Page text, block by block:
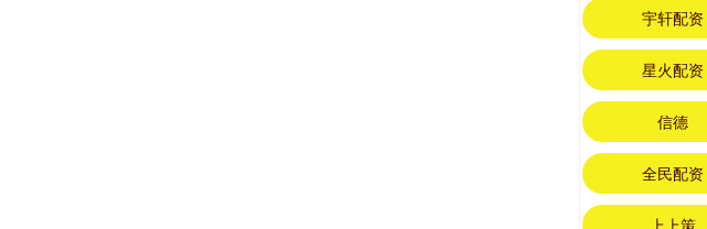
宇轩配资
星火配资
信德
全民配资